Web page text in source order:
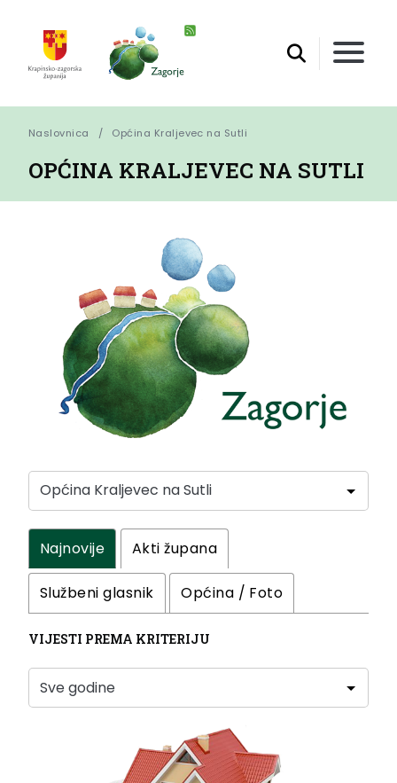
Naslovnica Općina Kraljevec na Sutli
OPĆINA KRALJEVEC NA SUTLI
Najnovije Akti župana
Službeni glasnik Općina / Foto
VIJESTI PREMA KRITERIJU